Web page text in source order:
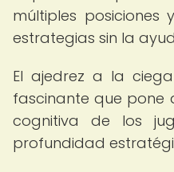
múltiples posiciones
estrategias sin la
El ajedrez a la
fascinante que
cognitiva de los
profundidad